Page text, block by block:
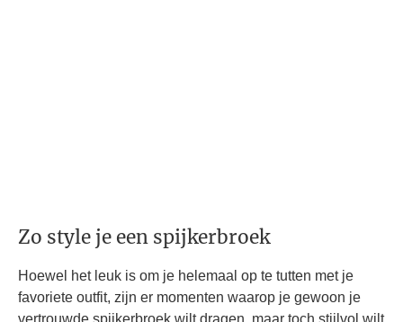
Zo style je een spijkerbroek
Hoewel het leuk is om je helemaal op te tutten met je
favoriete outfit, zijn er momenten waarop je gewoon je
vertrouwde spijkerbroek wilt dragen, maar toch stijlvol wilt